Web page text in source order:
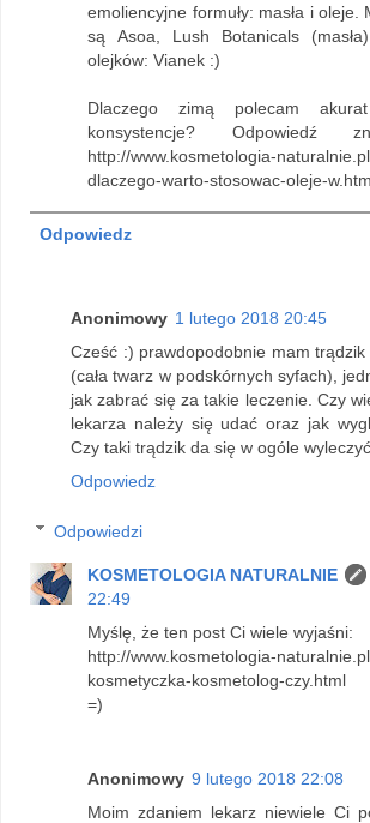
emoliencyjne formuły: masła i oleje.
są Asoa, Lush Botanicals
olejków: Vianek :)
Dlaczego zimą polecam
konsystencje? Odpowiedź
http://www.kosmetologia-
dlaczego-warto-stosowac-oleje-
Odpowiedz
Anonimowy 1 lutego 2018 20:45
Cześć :) prawdopodobnie mam
(cała twarz w podskórnych syfach),
jak zabrać się za takie leczenie. Czy
lekarza należy się udać oraz jak
Czy taki trądzik da się w ogóle
Odpowiedz
Odpowiedzi
KOSMETOLOGIA NATURALNIE
22:49
Myślę, że ten post Ci wiele wyjaśni:
http://www.kosmetologia-
kosmetyczka-kosmetolog-czy.html
=)
Anonimowy 9 lutego 2018 22:08
Moim zdaniem lekarz niewiele Ci